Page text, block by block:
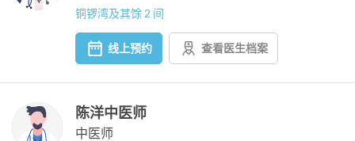
铜锣湾及其馀 2 间
线上预约 查看医生档案
陈洋中医师
中医师